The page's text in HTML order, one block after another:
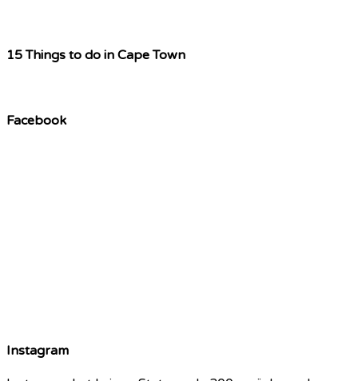
15 Things to do in Cape Town
Facebook
Instagram